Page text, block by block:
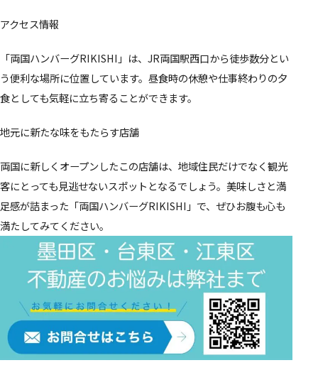
アクセス情報
「両国ハンバーグRIKISHI」は、JR両国駅西口から徒歩数分とい
う便利な場所に位置しています。昼食時の休憩や仕事終わりの夕
食としても気軽に立ち寄ることができます。
地元に新たな味をもたらす店舗
両国に新しくオープンしたこの店舗は、地域住民だけでなく観光
客にとっても見逃せないスポットとなるでしょう。美味しさと満
足感が詰まった「両国ハンバーグRIKISHI」で、ぜひお腹も心も
満たしてみてください。